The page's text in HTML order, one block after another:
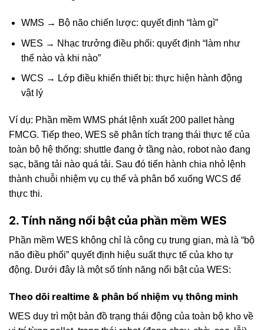
WMS → Bộ não chiến lược: quyết định “làm gì”
WES → Nhạc trưởng điều phối: quyết định “làm như
thế nào và khi nào”
WCS → Lớp điều khiển thiết bị: thực hiện hành động
vật lý
Ví dụ: Phần mềm WMS phát lệnh xuất 200 pallet hàng
FMCG. Tiếp theo, WES sẽ phân tích trạng thái thực tế của
toàn bộ hệ thống: shuttle đang ở tầng nào, robot nào đang
sạc, băng tải nào quá tải. Sau đó tiến hành chia nhỏ lệnh
thành chuỗi nhiệm vụ cụ thể và phân bổ xuống WCS để
thực thi.
2. Tính năng nổi bật của phần mềm WES
Phần mềm WES không chỉ là công cụ trung gian, mà là “bộ
não điều phối” quyết định hiệu suất thực tế của kho tự
động. Dưới đây là một số tính năng nổi bật của WES:
Theo dõi realtime & phân bổ nhiệm vụ thông minh
WES duy trì một bản đồ trạng thái động của toàn bộ kho về